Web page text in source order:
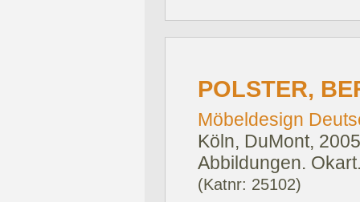
POLSTER,
Möbeldesign
Köln, DuMont,
Abbildungen.
(Katnr: 25102)